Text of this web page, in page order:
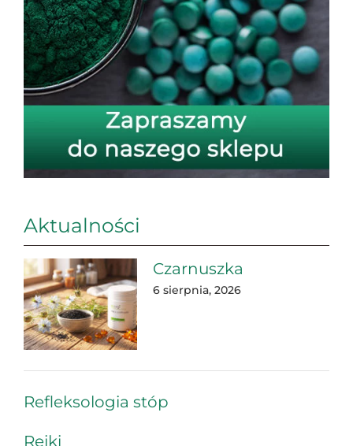
Aktualności
Czarnuszka
6 sierpnia, 2026
Refleksologia stóp
Reiki